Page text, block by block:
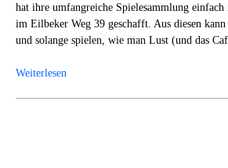
hat ihre umfangreiche Spielesammlung
im Eilbeker Weg 39 geschafft. Aus diesen
und solange spielen, wie man Lust (und das
Weiterlesen